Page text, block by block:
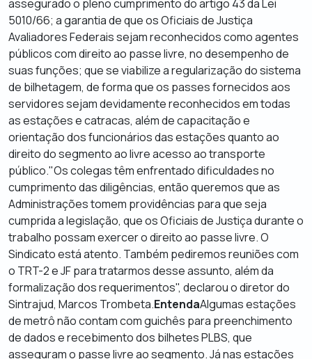
assegurado o pleno cumprimento do artigo 43 da Lei
5010/66; a garantia de que os Oficiais de Justiça
Avaliadores Federais sejam reconhecidos como agentes
públicos com direito ao passe livre, no desempenho de
suas funções; que se viabilize a regularização do sistema
de bilhetagem, de forma que os passes fornecidos aos
servidores sejam devidamente reconhecidos em todas
as estações e catracas, além de capacitação e
orientação dos funcionários das estações quanto ao
direito do segmento ao livre acesso ao transporte
público."Os colegas têm enfrentado dificuldades no
cumprimento das diligências, então queremos que as
Administrações tomem providências para que seja
cumprida a legislação, que os Oficiais de Justiça durante o
trabalho possam exercer o direito ao passe livre. O
Sindicato está atento. Também pediremos reuniões com
o TRT-2 e JF para tratarmos desse assunto, além da
formalização dos requerimentos", declarou o diretor do
Sintrajud, Marcos Trombeta.EntendaAlgumas estações
de metrô não contam com guichês para preenchimento
de dados e recebimento dos bilhetes PLBS, que
asseguram o passe livre ao segmento. Já nas estações